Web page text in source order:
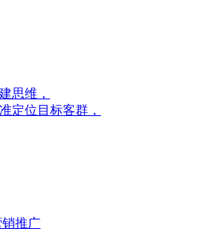
思维，
定位目标客群，